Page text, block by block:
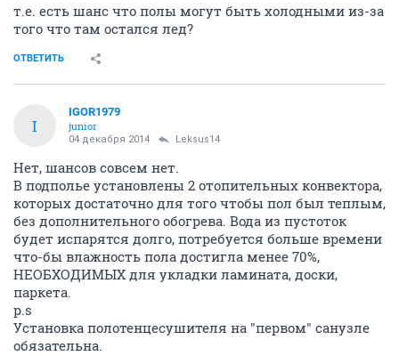
т.е. есть шанс что полы могут быть холодными из-за
того что там остался лед?
ОТВЕТИТЬ
I
IGOR1979
junior
04 декабря 2014 Leksus14
Нет, шансов совсем нет.
В подполье установлены 2 отопительных конвектора,
которых достаточно для того чтобы пол был теплым,
без дополнительного обогрева. Вода из пустоток
будет испарятся долго, потребуется больше времени
что-бы влажность пола достигла менее 70%,
НЕОБХОДИМЫХ для укладки ламината, доски,
паркета.
p.s
Установка полотенцесушителя на "первом" санузле
обязательна.